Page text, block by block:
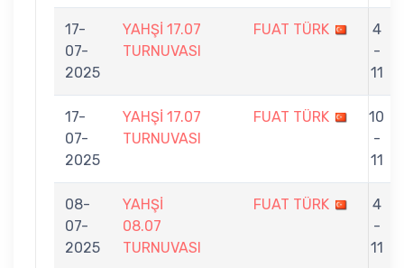
17-
07-
2025
YAHŞİ 17.07
TURNUVASI
FUAT TÜRK
4
-
11
17-
07-
2025
YAHŞİ 17.07
TURNUVASI
FUAT TÜRK
10
-
11
08-
07-
2025
YAHŞİ
08.07
TURNUVASI
FUAT TÜRK
4
-
11